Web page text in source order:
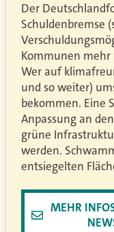
Der
Schuldenbremse
Kommunen mehr
Wer auf
und so weiter)
bekommen. Eine
Anpassung an
grüne
werden.
entsiegelten
MEHR